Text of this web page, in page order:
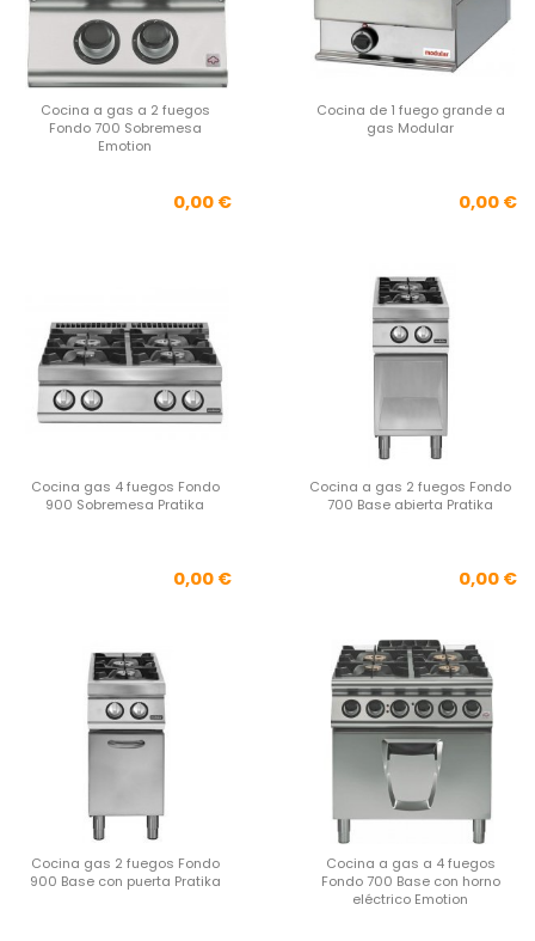
Cocina a gas a 2 fuegos
Fondo 700 Sobremesa
Emotion
Precio
0,00 €
Cocina de 1 fuego grande a
gas Modular
0,00 €
Cocina gas 4 fuegos Fondo
900 Sobremesa Pratika
Precio
0,00 €
Cocina a gas 2 fuegos Fondo
700 Base abierta Pratika
0,00 €
Cocina gas 2 fuegos Fondo
900 Base con puerta Pratika
Cocina a gas a 4 fuegos
Fondo 700 Base con horno
eléctrico Emotion